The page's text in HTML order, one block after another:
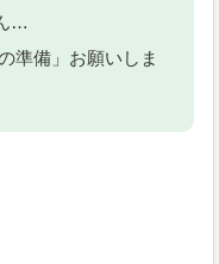
…
準備」お願いしま